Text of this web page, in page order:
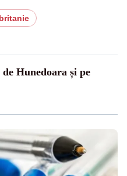
Hunedoara și pe